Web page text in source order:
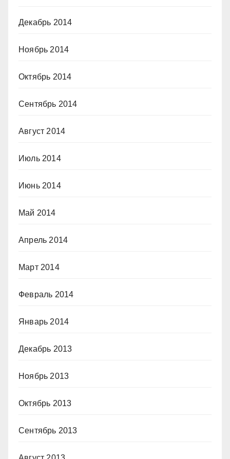
Декабрь 2014
Ноябрь 2014
Октябрь 2014
Сентябрь 2014
Август 2014
Июль 2014
Июнь 2014
Май 2014
Апрель 2014
Март 2014
Февраль 2014
Январь 2014
Декабрь 2013
Ноябрь 2013
Октябрь 2013
Сентябрь 2013